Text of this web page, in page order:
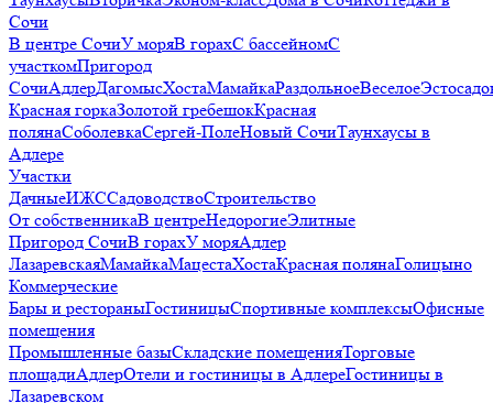
Сочи
В центре СочиУ моряВ горахС бассейномС
участкомПригород
СочиАдлерДагомысХостаМамайкаРаздольноеВеселое
Красная горкаЗолотой гребешокКрасная
полянаСоболевкаСергей-ПолеНовый СочиТаунхаусы в
Адлере
Участки
ДачныеИЖССадоводствоСтроительство
От собственникаВ центреНедорогиеЭлитные
Пригород СочиВ горахУ моряАдлер
ЛазаревскаяМамайкаМацестаХостаКрасная полянаГолицыно
Коммерческие
Бары и рестораныГостиницыСпортивные комплексыОфисные
помещения
Промышленные базыСкладские помещенияТорговые
площадиАдлерОтели и гостиницы в АдлереГостиницы в
Лазаревском